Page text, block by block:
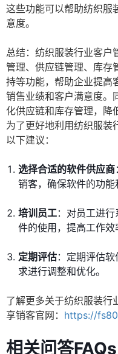
这些功能可以帮助纺织服
意度。
总结：纺织服装行业客户
管理、供应链管理、库存
持等功能，帮助企业提高
销售业绩和客户满意度。
化供应链和库存管理，降
为了更好地利用纺织服装
以下建议：
选择合适的软件供应商
销客，确保软件的功能
培训员工：对员工进
件的使用，提高工作效
定期评估：定期评估
求进行调整和优化。
了解更多关于纺织服装行
享销客官网： https://
相关问答FAQs